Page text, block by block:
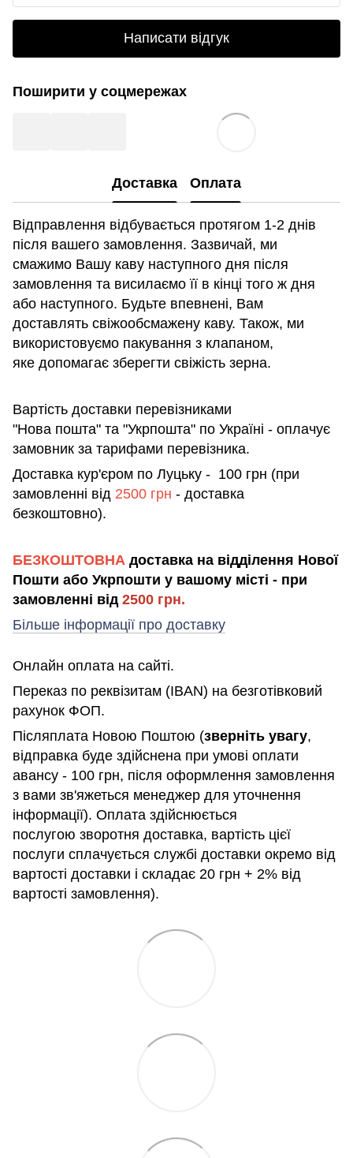
Написати відгук
Поширити у соцмережах
Доставка Оплата
Відправлення відбувається протягом 1-2 днів
після вашего замовлення. Зазвичай, ми
смажимо Вашу каву наступного дня після
замовлення та висилаємо її в кінці того ж дня
або наступного. Будьте впевнені, Вам
доставлять свіжообсмажену каву. Також, ми
використовуємо пакування з клапаном,
яке допомагає зберегти свіжість зерна.
Вартість доставки перевізниками
"Нова пошта" та "Укрпошта" по Україні - оплачує
замовник за тарифами перевізника.
Доставка кур'єром по Луцьку - 100 грн (при
замовленні від 2500 грн - доставка
безкоштовно).
БЕЗКОШТОВНА доставка на відділення Нової
Пошти або Укрпошти у вашому місті - при
замовленні від 2500 грн.
Більше інформації про доставку
Онлайн оплата на сайті.
Переказ по реквізитам (IBAN) на безготівковий
рахунок ФОП.
Післяплата Новою Поштою (зверніть увагу,
відправка буде здійснена при умові оплати
авансу - 100 грн, після оформлення замовлення
з вами зв'яжеться менеджер для уточнення
інформації). Оплата здійснюється
послугою зворотня доставка, вартість цієї
послуги сплачується службі доставки окремо від
вартості доставки і складає 20 грн + 2% від
вартості замовлення).